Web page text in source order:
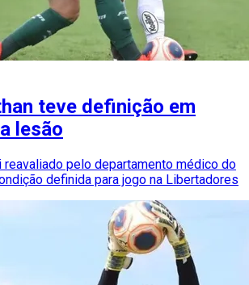
teve definição em
lesão
reavaliado pelo departamento médico do
definida para jogo na Libertadores